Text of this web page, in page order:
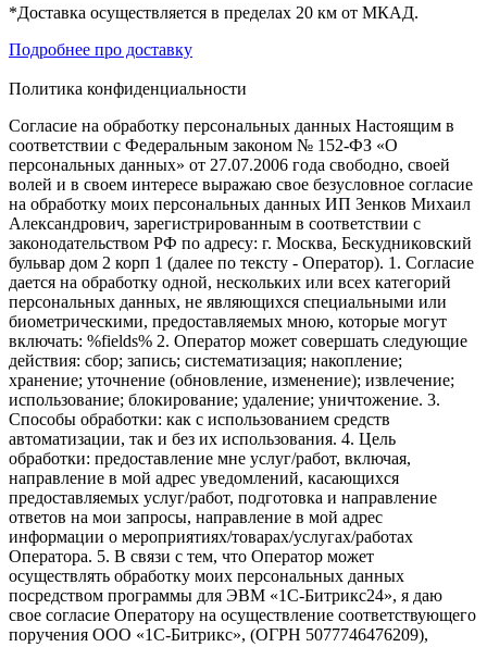
*Доставка осуществляется в пределах 20 км от МКАД.
Подробнее про доставку
Политика конфиденциальности
Согласие на обработку персональных данных Настоящим в
соответствии с Федеральным законом № 152-ФЗ «О
персональных данных» от 27.07.2006 года свободно, своей
волей и в своем интересе выражаю свое безусловное согласие
на обработку моих персональных данных ИП Зенков Михаил
Александрович, зарегистрированным в соответствии с
законодательством РФ по адресу: г. Москва, Бескудниковский
бульвар дом 2 корп 1 (далее по тексту - Оператор). 1. Согласие
дается на обработку одной, нескольких или всех категорий
персональных данных, не являющихся специальными или
биометрическими, предоставляемых мною, которые могут
включать: %fields% 2. Оператор может совершать следующие
действия: сбор; запись; систематизация; накопление;
хранение; уточнение (обновление, изменение); извлечение;
использование; блокирование; удаление; уничтожение. 3.
Способы обработки: как с использованием средств
автоматизации, так и без их использования. 4. Цель
обработки: предоставление мне услуг/работ, включая,
направление в мой адрес уведомлений, касающихся
предоставляемых услуг/работ, подготовка и направление
ответов на мои запросы, направление в мой адрес
информации о мероприятиях/товарах/услугах/работах
Оператора. 5. В связи с тем, что Оператор может
осуществлять обработку моих персональных данных
посредством программы для ЭВМ «1С-Битрикс24», я даю
свое согласие Оператору на осуществление соответствующего
поручения ООО «1С-Битрикс», (ОГРН 5077746476209),